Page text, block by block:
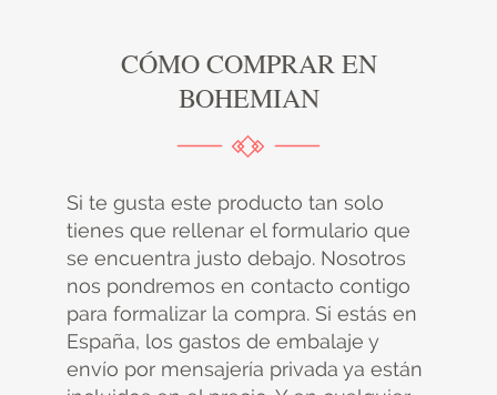
CÓMO COMPRAR EN
BOHEMIAN
Si te gusta este producto tan solo
tienes que rellenar el formulario que
se encuentra justo debajo. Nosotros
nos pondremos en contacto contigo
para formalizar la compra. Si estás en
España, los gastos de embalaje y
envío por mensajería privada ya están